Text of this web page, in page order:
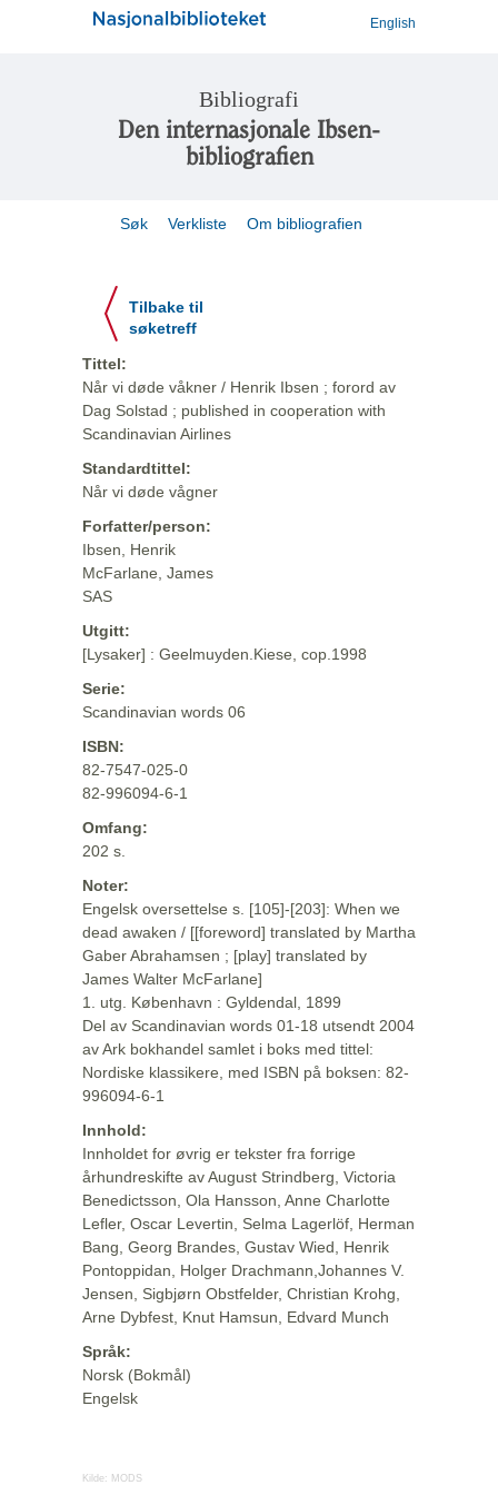
English
Bibliografi
Den internasjonale Ibsen-
bibliografien
Søk Verkliste Om bibliografien
Tilbake til
søketreff
Tittel:
Når vi døde våkner / Henrik Ibsen ; forord av
Dag Solstad ; published in cooperation with
Scandinavian Airlines
Standardtittel:
Når vi døde vågner
Forfatter/person:
Ibsen, Henrik
McFarlane, James
SAS
Utgitt:
[Lysaker] : Geelmuyden.Kiese, cop.1998
Serie:
Scandinavian words 06
ISBN:
82-7547-025-0
82-996094-6-1
Omfang:
202 s.
Noter:
Engelsk oversettelse s. [105]-[203]: When we
dead awaken / [[foreword] translated by Martha
Gaber Abrahamsen ; [play] translated by
James Walter McFarlane]
1. utg. København : Gyldendal, 1899
Del av Scandinavian words 01-18 utsendt 2004
av Ark bokhandel samlet i boks med tittel:
Nordiske klassikere, med ISBN på boksen: 82-
996094-6-1
Innhold:
Innholdet for øvrig er tekster fra forrige
århundreskifte av August Strindberg, Victoria
Benedictsson, Ola Hansson, Anne Charlotte
Lefler, Oscar Levertin, Selma Lagerlöf, Herman
Bang, Georg Brandes, Gustav Wied, Henrik
Pontoppidan, Holger Drachmann,Johannes V.
Jensen, Sigbjørn Obstfelder, Christian Krohg,
Arne Dybfest, Knut Hamsun, Edvard Munch
Språk:
Norsk (Bokmål)
Engelsk
Kilde: MODS